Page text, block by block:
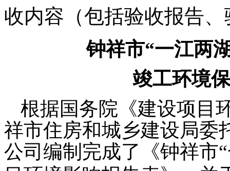
收内容（包括验收报告
钟祥市“一江两
竣工环境
根据国务院《建设项目
祥市住房和城乡建设局委
公司编制完成了《钟祥市